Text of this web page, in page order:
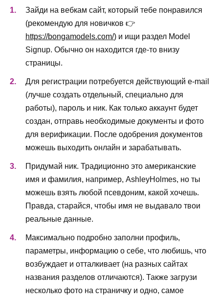
Зайди на вебкам сайт, который тебе понравился
(рекомендую для новичков 👉
https://bongamodels.com/) и ищи раздел Model
Signup. Обычно он находится где-то внизу
страницы.
Для регистрации потребуется действующий e-mail
(лучше создать отдельный, специально для
работы), пароль и ник. Как только аккаунт будет
создан, отправь необходимые документы и фото
для верификации. После одобрения документов
можешь выходить онлайн и зарабатывать.
Придумай ник. Традиционно это американские
имя и фамилия, например, AshleyHolmes, но ты
можешь взять любой псевдоним, какой хочешь.
Правда, старайся, чтобы имя не выдавало твои
реальные данные.
Максимально подробно заполни профиль,
параметры, информацию о себе, что любишь, что
возбуждает и отталкивает (на разных сайтах
названия разделов отличаются). Также загрузи
несколько фото на страничку и одно, самое